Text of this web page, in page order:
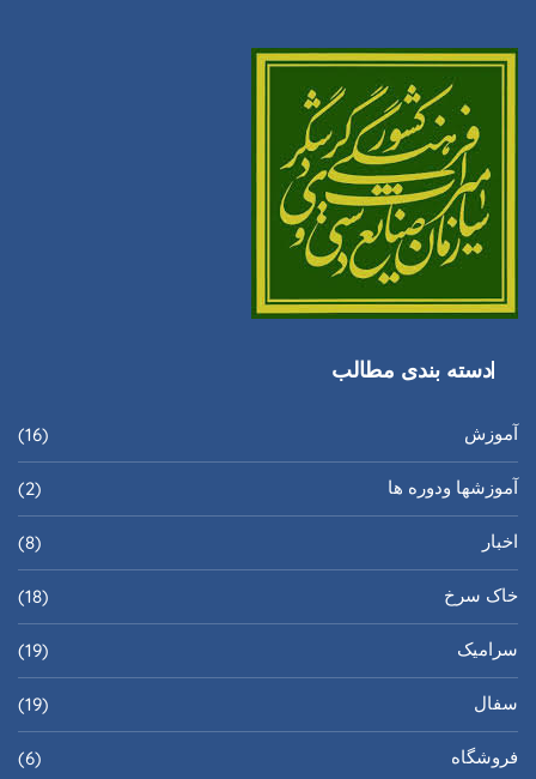
دسته بندی مطالب
آموزش (16)
آموزشها ودوره ها (2)
اخبار (8)
خاک سرخ (18)
سرامیک (19)
سفال (19)
فروشگاه (6)